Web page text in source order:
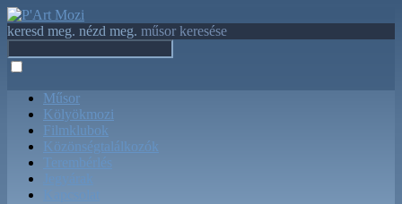
keresd meg. nézd meg. műsor keresése
Műsor
Kölyökmozi
Filmklubok
Közönségtalálkozók
Terembérlés
Jegyárak